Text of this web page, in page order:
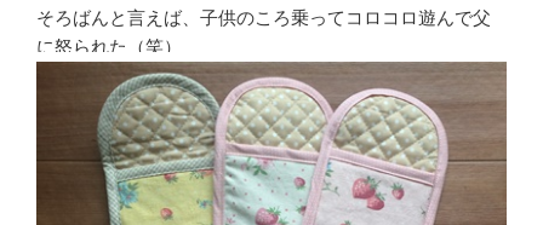
そろばんと言えば、子供のころ乗ってコロコロ遊んで父
に怒られた（笑）